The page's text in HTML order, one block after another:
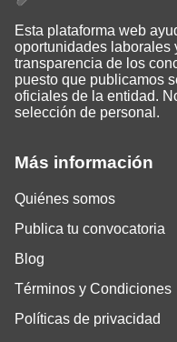
Más información
Quiénes somos
Publica tu convocatoria
Blog
Términos y Condiciones
Políticas de privacidad
Esta plataforma web
oportunidades laborales
transparencia de los
puesto que publicamos
oficiales de la entidad.
selección de personal.